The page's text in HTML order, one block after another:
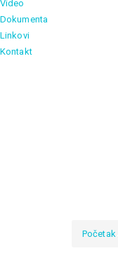
Video
Dokumenta
Linkovi
Kontakt
Početak